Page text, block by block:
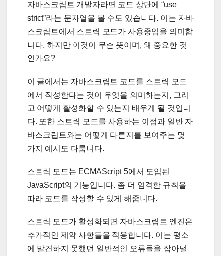
자바스크립트 개발자라면 코드 상단에 “use
strict”라는 문자열을 볼 수도 있습니다. 이는 자바
스크립트에서 스트릭 모드가 사용중임을 의미합
니다. 하지만 이것이 무슨 뜻이며, 왜 중요한 것
인가요?
이 글에서는 자바스크립트 코드를 스트릭 모드
에서 작성한다는 것이 무엇을 의미하는지, 그리
고 어떻게 활성화할 수 있는지 배우게 될 것입니
다. 또한 스트릭 모드를 사용하는 이점과 일반 자
바스크립트와는 어떻게 다른지를 보여주는 몇
가지 예시도 다룹니다.
스트릭 모드는 ECMAScript 5에서 도입된
JavaScript의 기능입니다. 좀 더 엄격한 규칙을
따라 코드를 작성할 수 있게 해줍니다.
스트릭 모드가 활성화되면 자바스크립트 엔진은
추가적인 제약 사항들을 적용합니다. 이는 평소
에 발견하지 못했던 일반적인 오류들을 잡아낼